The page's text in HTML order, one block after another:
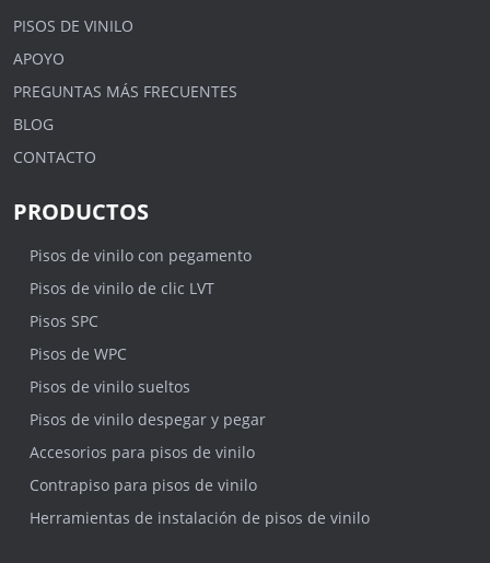
PISOS DE VINILO
APOYO
PREGUNTAS MÁS FRECUENTES
BLOG
CONTACTO
PRODUCTOS
Pisos de vinilo con pegamento
Pisos de vinilo de clic LVT
Pisos SPC
Pisos de WPC
Pisos de vinilo sueltos
Pisos de vinilo despegar y pegar
Accesorios para pisos de vinilo
Contrapiso para pisos de vinilo
Herramientas de instalación de pisos de vinilo